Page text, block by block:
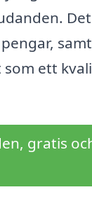
ett
gratis